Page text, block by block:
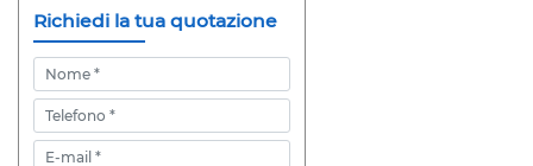
Richiedi la tua quotazione
Nome
Telefono
E-mail